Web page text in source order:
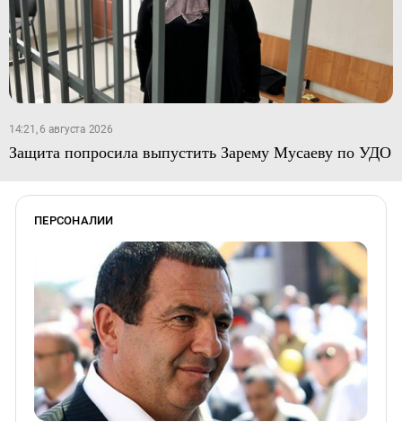
14:21, 6 августа 2026
Защита попросила выпустить Зарему Мусаеву по УДО
ПЕРСОНАЛИИ